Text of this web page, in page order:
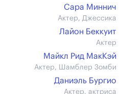
Сара Миннич
Актер, Джессика
Лайон Беккуит
Актер
Майкл Рид МакКэй
Актер, Шамблер Зомби
Даниэль Бургио
Актер, актриса